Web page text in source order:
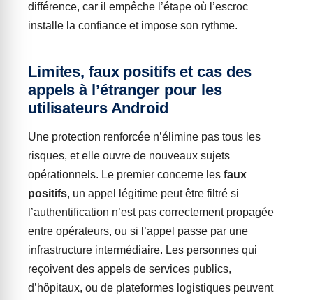
différence, car il empêche l’étape où l’escroc
installe la confiance et impose son rythme.
Limites, faux positifs et cas des
appels à l’étranger pour les
utilisateurs Android
Une protection renforcée n’élimine pas tous les
risques, et elle ouvre de nouveaux sujets
opérationnels. Le premier concerne les faux
positifs, un appel légitime peut être filtré si
l’authentification n’est pas correctement propagée
entre opérateurs, ou si l’appel passe par une
infrastructure intermédiaire. Les personnes qui
reçoivent des appels de services publics,
d’hôpitaux, ou de plateformes logistiques peuvent